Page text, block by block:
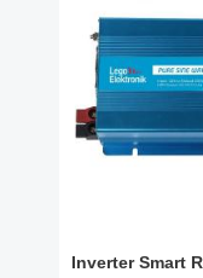
Inverter Smart